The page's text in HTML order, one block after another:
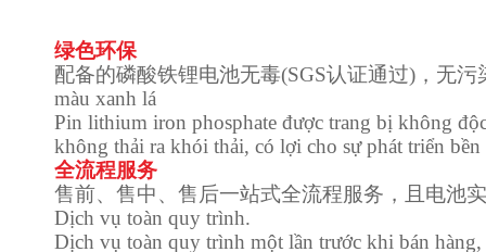
绿色环保
配备的磷酸铁锂电池无毒(SGS认证通过) ，无
màu xanh lá
Pin lithium iron phosphate được trang bị không
không thải ra khói thải, có lợi cho sự phát triển
全流程服务
售前、售中、售后一站式全流程服务，且电池
Dịch vụ toàn quy trình.
Dịch vụ toàn quy trình một lần trước khi bán hàng,